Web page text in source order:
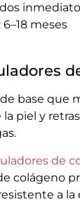
meses
base que
piel y
de
colágeno
a la